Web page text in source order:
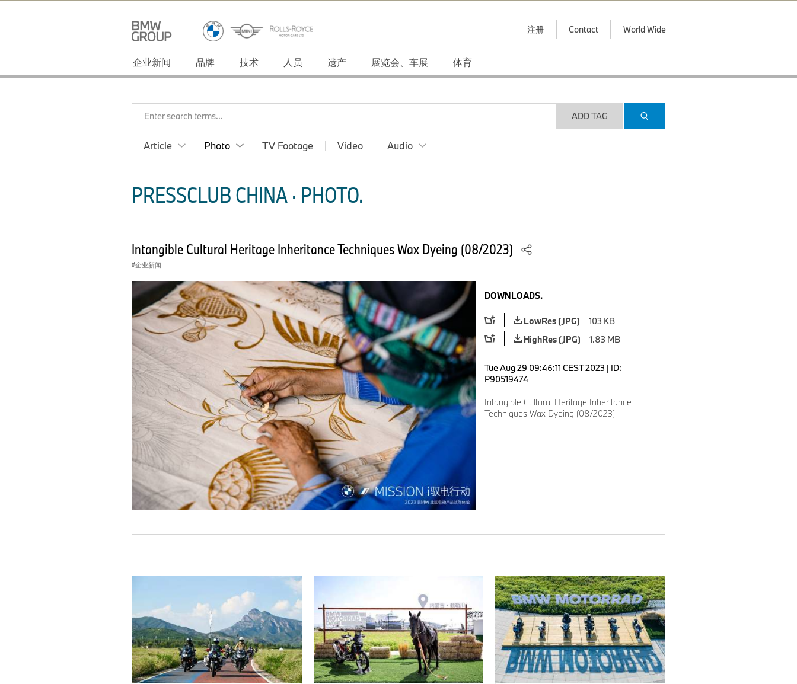
注册 Contact World Wide
企业新闻 品牌 技术 人员 遗产 展览会、车展 体育
Enter search terms... ADD TAG
Article Photo TV Footage Video Audio
PRESSCLUB CHINA · PHOTO.
Intangible Cultural Heritage Inheritance Techniques Wax Dyeing (08/2023)
企业新闻
DOWNLOADS.
LowRes (JPG)
103 KB
HighRes (JPG)
1.83 MB
Tue Aug 29 09:46:11 CEST 2023 | ID:
P90519474
Intangible Cultural Heritage Inheritance
Techniques Wax Dyeing (08/2023)